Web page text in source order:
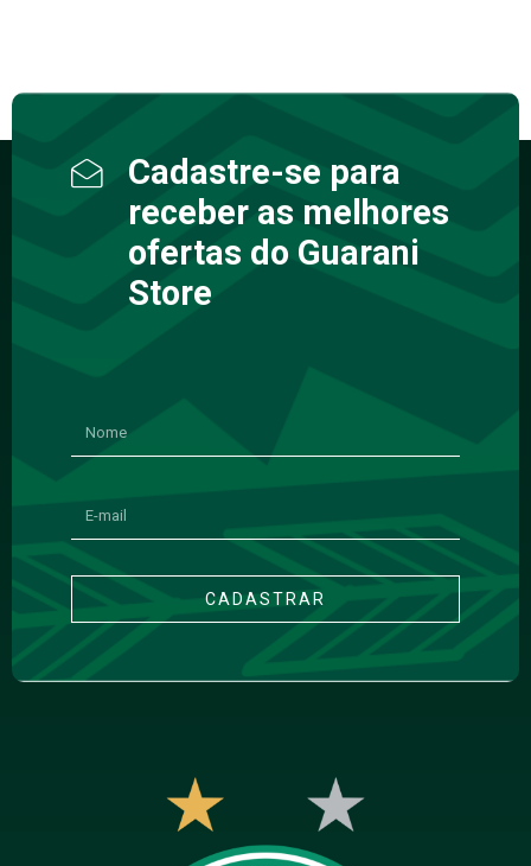
Cadastre-se para
receber as melhores
ofertas do Guarani
Store
CADASTRAR